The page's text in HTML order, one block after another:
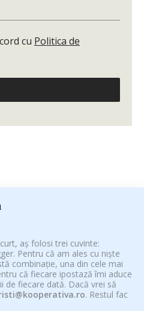
cu Politica de
aș folosi trei cuvinte:
Pentru că am ales cu niște
combinație, una din cele mai
că fiecare ipostază îmi aduce
de fiecare dată. Dacă vrei să
. Restul fac